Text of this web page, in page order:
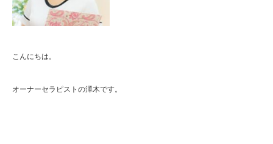
こんにちは。
オーナーセラピストの澤木です。